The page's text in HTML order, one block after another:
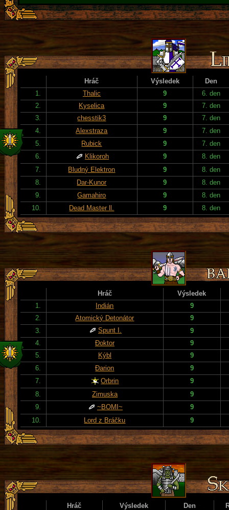
Hráč Výsledek
Den
1.
Thalic 9
6. den
2.
Kyselica 9
7. den
3.
chesstik3 9
7. den
4.
Alexstraza 9
7. den
5.
Rubick 9
7. den
6.
Klikoroh 9
8. den
7.
Bludný Elektron 9
8. den
8.
Dar-Kunor 9
8. den
9.
Gamahiro 9
8. den
10.
Dead Master ll. 9 8. den
Hráč
Výsledek
1.
Indián
9
2.
Atomický Detonátor
9
3.
Spunt I.
9
4.
Đoktor
9
5.
Kýbl
9
6.
Đarion
9
7.
Orbrin
9
8.
Zimuska
9
9.
~BOMI~
9
10.
Lord z Bráčku 9
Hráč Výsledek Den